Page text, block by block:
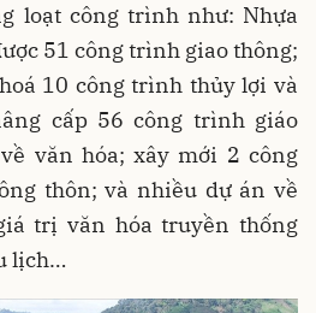
loạt công trình như: Nhựa
51 công trình giao thông;
10 công trình thủy lợi và
cấp 56 công trình giáo
văn hóa; xây mới 2 công
thôn; và nhiều dự án về
trị văn hóa truyền thống
lịch…